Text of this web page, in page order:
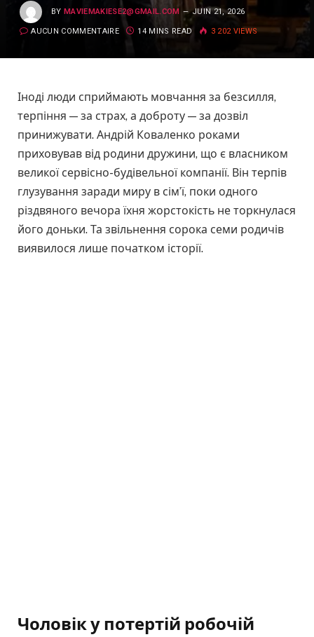
BY MAVIEMAKIESE2@GMAIL.COM JUIN 21, 2026
AUCUN COMMENTAIRE 14 MINS READ 3 202 VIEWS
Іноді люди сприймають мовчання за безсилля,
терпіння — за страх, а доброту — за дозвіл
принижувати. Андрій Коваленко роками
приховував від родини дружини, що є власником
великої сервісно-будівельної компанії. Він терпів
глузування заради миру в сім’ї, поки одного
різдвяного вечора їхня жорстокість не торкнулася
його доньки. Та звільнення сорока семи родичів
виявилося лише початком історії.
Чоловік у потертій робочій